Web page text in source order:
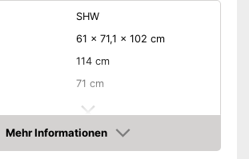
SHW
61 x 71,1 x 102 cm
114 cm
71 cm
Mehr Informationen